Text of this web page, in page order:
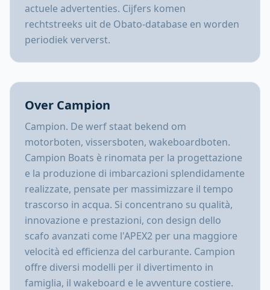
actuele advertenties. Cijfers komen
rechtstreeks uit de Obato-database en worden
periodiek ververst.
Over Campion
Campion. De werf staat bekend om
motorboten, vissersboten, wakeboardboten.
Campion Boats è rinomata per la progettazione
e la produzione di imbarcazioni splendidamente
realizzate, pensate per massimizzare il tempo
trascorso in acqua. Si concentrano su qualità,
innovazione e prestazioni, con design dello
scafo avanzati come l'APEX2 per una maggiore
velocità ed efficienza del carburante. Campion
offre diversi modelli per il divertimento in
famiglia, il wakeboard e le avventure costiere.